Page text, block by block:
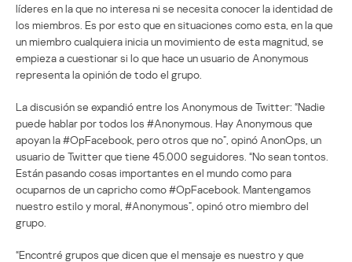
líderes en la que no interesa ni se necesita conocer la identidad de
los miembros. Es por esto que en situaciones como esta, en la que
un miembro cualquiera inicia un movimiento de esta magnitud, se
empieza a cuestionar si lo que hace un usuario de Anonymous
representa la opinión de todo el grupo.
La discusión se expandió entre los Anonymous de Twitter: “Nadie
puede hablar por todos los #Anonymous. Hay Anonymous que
apoyan la #OpFacebook, pero otros que no”, opinó AnonOps, un
usuario de Twitter que tiene 45.000 seguidores. “No sean tontos.
Están pasando cosas importantes en el mundo como para
ocuparnos de un capricho como #OpFacebook. Mantengamos
nuestro estilo y moral, #Anonymous”, opinó otro miembro del
grupo.
“Encontré grupos que dicen que el mensaje es nuestro y que